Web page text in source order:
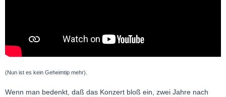
(Nun ist es kein Geheimtip mehr).
Wenn man bedenkt, daß das Konzert bloß ein, zwei Jahre nach